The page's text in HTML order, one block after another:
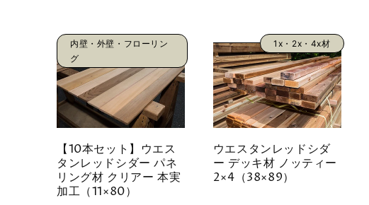
【10本セット】ウエス
タンレッドシダー パネ
リング材 クリアー 本実
加工（11×80）
内壁・外壁・フローリン
グ
ウエスタンレッドシダ
ー デッキ材 ノッティー
2×4（38×89）
1x・2x・4x材